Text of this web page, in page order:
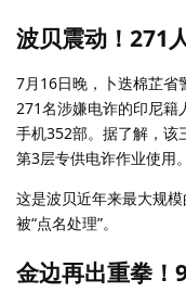
波贝震动！271
7月16日晚，卜迭棉芷省
271名涉嫌电诈的印尼籍
手机352部。据了解，该
第3层专供电诈作业使用。
这是波贝近年来最大规
被“点名处理”。
金边再出重拳！